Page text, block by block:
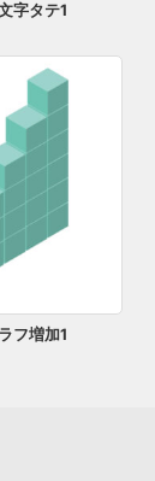
字タテ1
フ増加1